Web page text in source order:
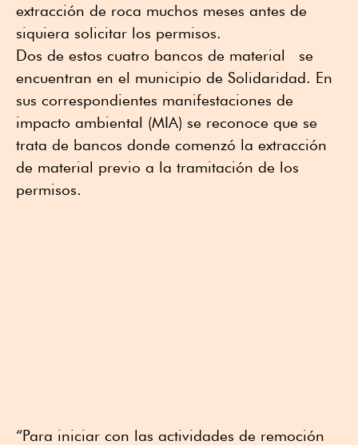
extracción de roca muchos meses antes de
siquiera solicitar los permisos.
Dos de estos cuatro bancos de material se
encuentran en el municipio de Solidaridad. En
sus correspondientes manifestaciones de
impacto ambiental (MIA) se reconoce que se
trata de bancos donde comenzó la extracción
de material previo a la tramitación de los
permisos.
“Para iniciar con las actividades de remoción